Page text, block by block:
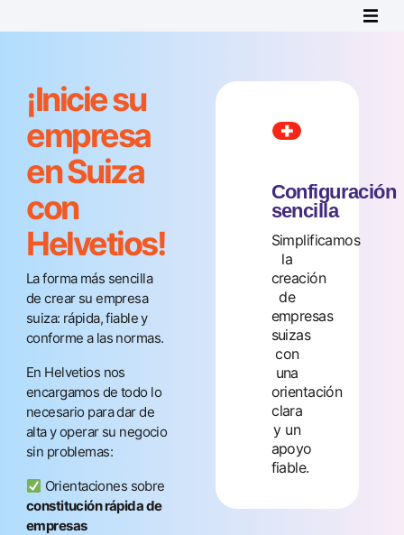
¡Inicie su
empresa
en Suiza
con
Helvetios!
La forma más sencilla
de crear su empresa
suiza: rápida, fiable y
conforme a las normas.
En Helvetios nos
encargamos de todo lo
necesario para dar de
alta y operar su negocio
sin problemas:
Orientaciones sobre
constitución rápida de
empresas
Configuración
sencilla
Simplificamos
la
creación
de
empresas
suizas
con
una
orientación
clara
y un
apoyo
fiable.
hasta el
cumplimiento de
encargamos del
proceso para que
usted pueda
centrarse en
hacer crecer su
negocio.
Obtener
una
consulta